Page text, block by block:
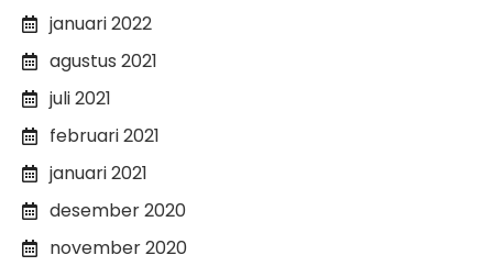
januari 2022
agustus 2021
juli 2021
februari 2021
januari 2021
desember 2020
november 2020